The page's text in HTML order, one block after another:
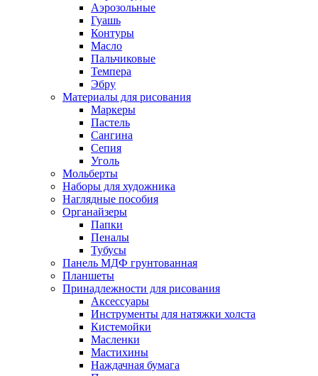
Аэрозольные
Гуашь
Контуры
Масло
Пальчиковые
Темпера
Эбру
Материалы для рисования
Маркеры
Пастель
Сангина
Сепия
Уголь
Мольберты
Наборы для художника
Наглядные пособия
Органайзеры
Папки
Пеналы
Тубусы
Панель МДФ грунтованная
Планшеты
Принадлежности для рисования
Аксессуары
Инструменты для натяжки холста
Кистемойки
Масленки
Мастихины
Наждачная бумага